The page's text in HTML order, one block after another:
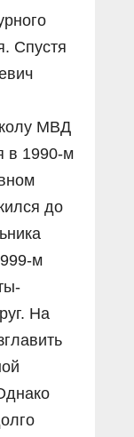
Спустя
МВД
в 1990-м
до
м
На